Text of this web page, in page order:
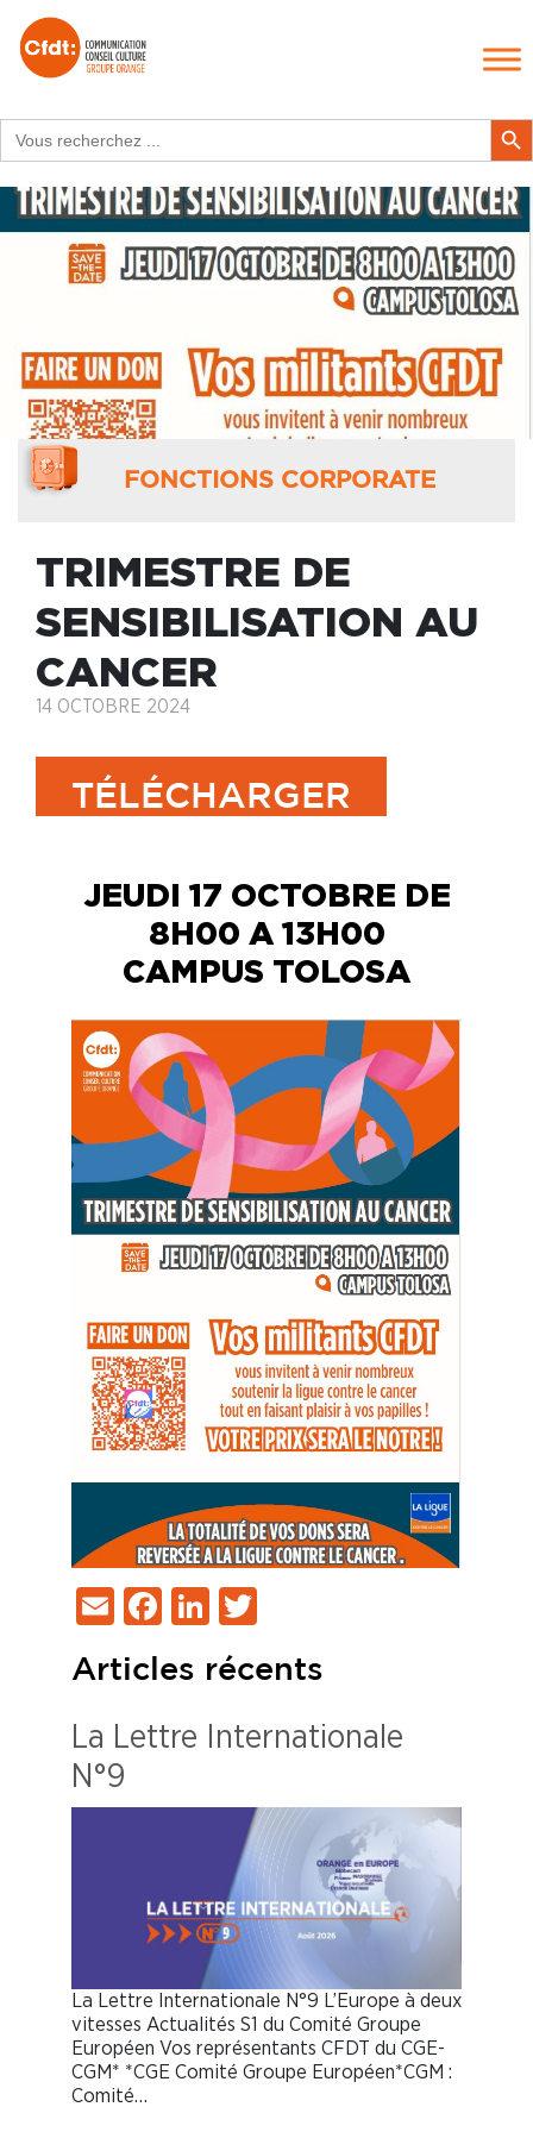
for:
Search
FONCTIONS CORPORATE
TRIMESTRE DE
SENSIBILISATION AU
CANCER
14 OCTOBRE 2024
TÉLÉCHARGER
JEUDI 17 OCTOBRE DE
8H00 A 13H00
CAMPUS TOLOSA
EmailFacebook
LinkedIn
Articles récents
La Lettre Internationale
N°9
La Lettre Internationale N°9 L’Europe à deux
vitesses Actualités S1 du Comité Groupe
Européen Vos représentants CFDT du CGE-
CGM* *CGE Comité Groupe Européen*CGM :
Comité…